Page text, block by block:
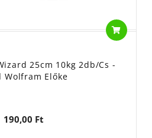
25cm 10kg 2db/cs -
Wolfram Előke
190,00 Ft